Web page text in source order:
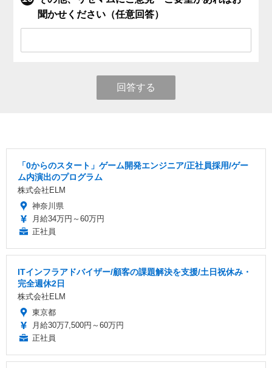
聞かせください（任意回答）
回答する
「0からのスタート」ゲーム開発エンジニア/正社員採用/ゲー
ム内演出のプログラム
株式会社ELM
神奈川県
月給34万円～60万円
正社員
ITインフラアドバイザー/顧客の課題解決を支援/土日祝休み・
完全週休2日
株式会社ELM
東京都
月給30万7,500円～60万円
正社員